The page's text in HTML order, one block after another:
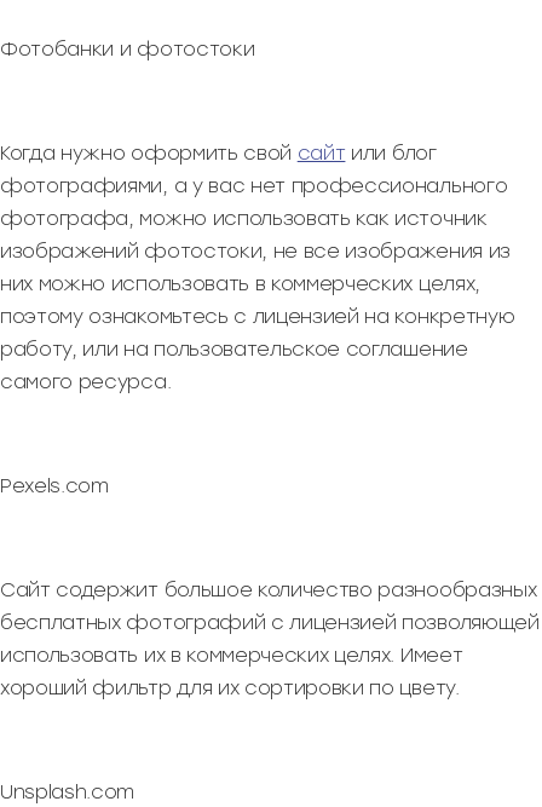
Фотобанки и фотостоки
Когда нужно оформить свой сайт или блог
фотографиями, а у вас нет профессионального
фотографа, можно использовать как источник
изображений фотостоки, не все изображения из
них можно использовать в коммерческих целях,
поэтому ознакомьтесь с лицензией на конкретную
работу, или на пользовательское соглашение
самого ресурса.
Pexels.com
Сайт содержит большое количество разнообразных
бесплатных фотографий с лицензией позволяющей
использовать их в коммерческих целях. Имеет
хороший фильтр для их сортировки по цвету.
Unsplash.com